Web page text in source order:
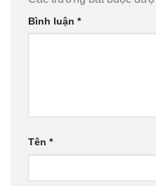
Bình luận *
Tên *